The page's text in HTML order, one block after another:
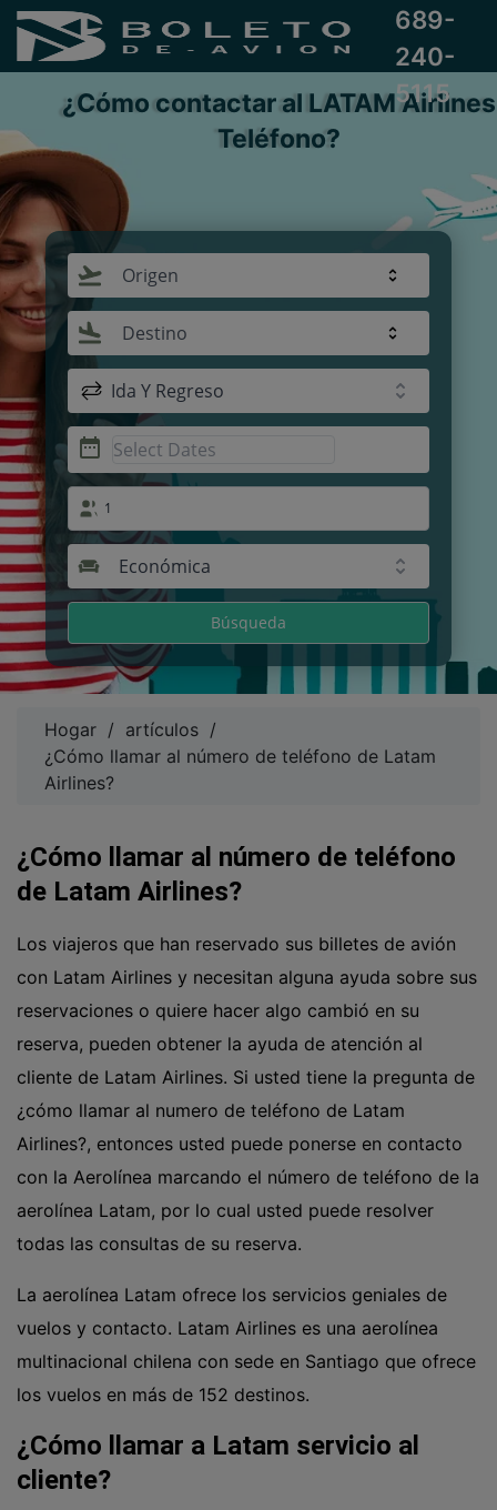
689-
240-
5115
¿Cómo contactar al LATAM Airlines
Teléfono?
Origen
Destino
Ida Y Regreso
1
Económica
Búsqueda
Hogar / artículos /
¿Cómo llamar al número de teléfono de Latam
Airlines?
¿Cómo llamar al número de teléfono
de Latam Airlines?
Los viajeros que han reservado sus billetes de avión
con Latam Airlines y necesitan alguna ayuda sobre sus
reservaciones o quiere hacer algo cambió en su
reserva, pueden obtener la ayuda de atención al
cliente de Latam Airlines. Si usted tiene la pregunta de
¿cómo llamar al numero de teléfono de Latam
Airlines?, entonces usted puede ponerse en contacto
con la Aerolínea marcando el número de teléfono de la
aerolínea Latam, por lo cual usted puede resolver
todas las consultas de su reserva.
La aerolínea Latam ofrece los servicios geniales de
vuelos y contacto. Latam Airlines es una aerolínea
multinacional chilena con sede en Santiago que ofrece
los vuelos en más de 152 destinos.
¿Cómo llamar a Latam servicio al
cliente?